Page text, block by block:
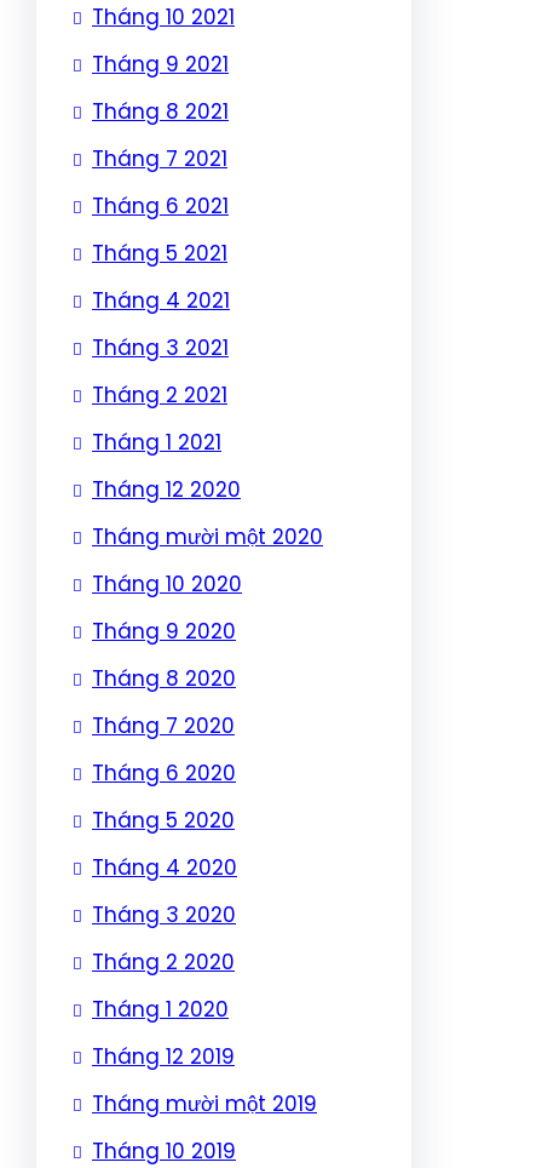
Tháng 10 2021
Tháng 9 2021
Tháng 8 2021
Tháng 7 2021
Tháng 6 2021
Tháng 5 2021
Tháng 4 2021
Tháng 3 2021
Tháng 2 2021
Tháng 1 2021
Tháng 12 2020
Tháng mười một 2020
Tháng 10 2020
Tháng 9 2020
Tháng 8 2020
Tháng 7 2020
Tháng 6 2020
Tháng 5 2020
Tháng 4 2020
Tháng 3 2020
Tháng 2 2020
Tháng 1 2020
Tháng 12 2019
Tháng mười một 2019
Tháng 10 2019